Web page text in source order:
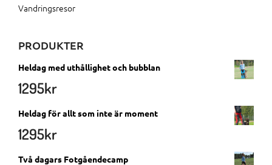
Vandringsresor
PRODUKTER
Heldag med uthållighet och bubblan
1295kr
Heldag för allt som inte är moment
1295kr
Två dagars Fotgåendecamp